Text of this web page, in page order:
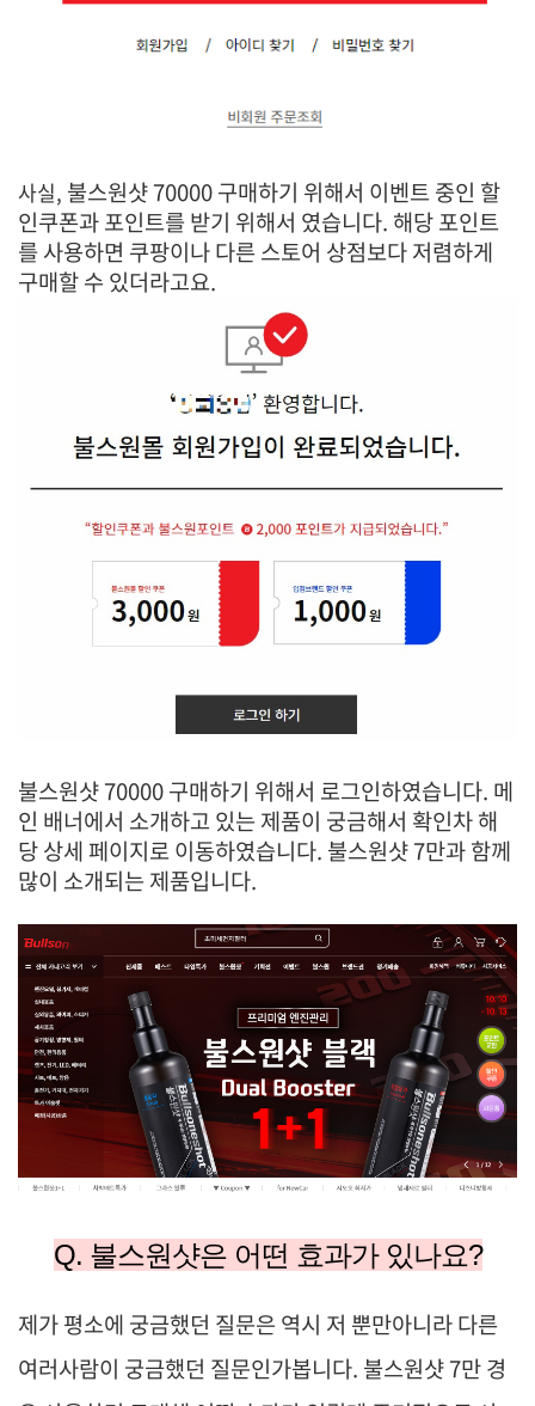
사실, 불스원샷 70000 구매하기 위해서 이벤트 중인 할
인쿠폰과 포인트를 받기 위해서 였습니다. 해당 포인트
를 사용하면 쿠팡이나 다른 스토어 상점보다 저렴하게
구매할 수 있더라고요.
불스원샷 70000 구매하기 위해서 로그인하였습니다. 메
인 배너에서 소개하고 있는 제품이 궁금해서 확인차 해
당 상세 페이지로 이동하였습니다. 불스원샷 7만과 함께
많이 소개되는 제품입니다.
Q. 불스원샷은 어떤 효과가 있나요?
제가 평소에 궁금했던 질문은 역시 저 뿐만아니라 다른
여러사람이 궁금했던 질문인가봅니다. 불스원샷 7만 경